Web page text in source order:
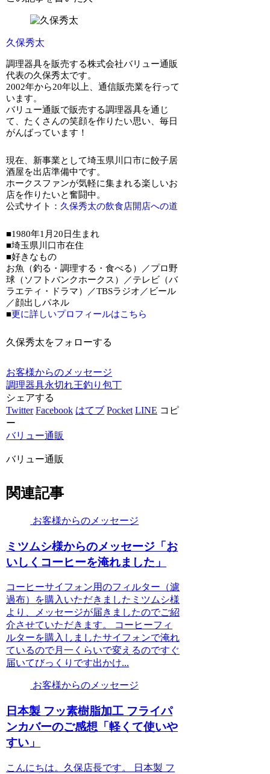
久保秀太
調理器具を販売する株式会社バリュー通販
代表の久保秀太です。
2002年から20年以上、通信販売業を行って
います。
バリュー通販で販売する調理器具を通じ
て、たくさんの笑顔を作りたい思い、毎日
がんばっています！
現在、新事業として埼玉県川口市に餃子居
酒屋を出店準備中です。
ホークスファンが気軽に集まれる楽しいお
店を作りたいと奮闘中。
公式サイト： 久保秀太の飲食店開店への道
■1980年1月20日生まれ
■埼玉県川口市在住
■好きなもの
お魚（釣る・調理する・食べる）／プロ野
球（ソフトバンクホークス）／テレビ（バ
ラエティ・ドラマ）／TBSラジオ／ビール
／顔出しパネル
■更に詳しいプロフィールはこちら
久保秀太をフォローする
お客様からのメッセージ
調理器具永切れ王釣り包丁
シェアする
Twitter Facebook はてブ Pocket LINE コピ
ー
バリュー通販
バリュー通販
関連記事
お客様からのメッセージ
ミツムシ様からのメッセージ「お
いしくコーヒーを淹れました」
コーヒーサイフォン用のフィルター（濾
過布）を購入いただきましたミツムシ様
より、メッセージが届きましたのでご紹
介させていただきます。 コーヒーフィ
ルターを購入しましたサイフォンで淹れ
ているので月一くらいで変えるのですぐ
届いてびっくりです出かけ...
お客様からのメッセージ
日本製 フッ素樹脂加工 フライパ
ンカバーのご感想「軽くて使いや
すい」
こんにちは。久保店長です。 日本製 フ